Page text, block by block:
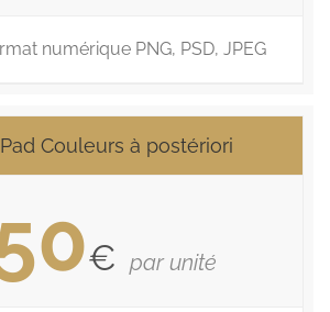
numérique PNG, PSD, JPEG
Couleurs à postériori
€ par unité